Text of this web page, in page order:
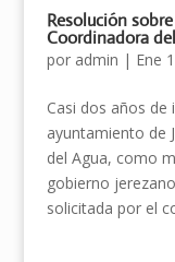
Resolución
Coordinadora
por admin | Ene
Casi dos años de
ayuntamiento de
del Agua, como
gobierno
solicitada por el